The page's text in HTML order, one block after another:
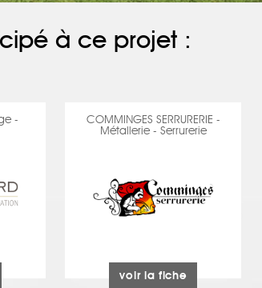
à ce projet :
-
COMMINGES SERRURERIE -
Métallerie - Serrurerie
voir la fiche